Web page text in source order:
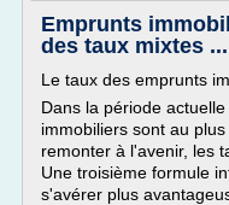
Emprunts
des taux mixtes ...
Le taux des emprunts
Dans la période
immobiliers sont au
remonter à l'avenir, les
Une troisième formule
s'avérer plus